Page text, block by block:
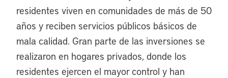
residentes viven en comunidades de más de 50
años y reciben servicios públicos básicos de
mala calidad. Gran parte de las inversiones se
realizaron en hogares privados, donde los
residentes ejercen el mayor control y han